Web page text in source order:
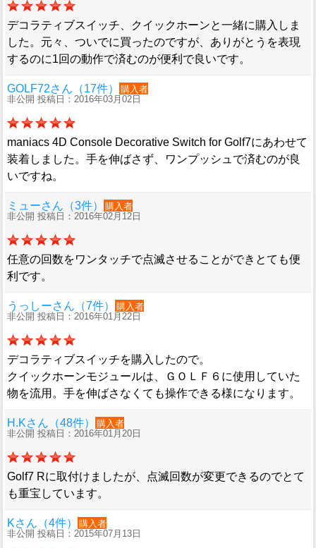
デコラティブスイッチ、クイックホーンと一緒に購入しま
した。元々、ついでに買ったのですが、ありがとうを表現
するのに1回の動作で済むのが便利で良いです。
GOLF72さん（17件）
購入者
非公開 投稿日：2016年03月02日
maniacs 4D Console Decorative Switch for Golf7にあわせて
装着しました。手を伸ばさず、ワンプッシュで済むのが良
いですね。
ミューさん（3件）
購入者
非公開 投稿日：2016年02月12日
任意の回数をワンタッチで点滅させることができとても便
利です。
うっしーさん（7件）
購入者
非公開 投稿日：2016年01月22日
デコラティブスイッチを購入したので。
クイックホーンモジュールは、ＧＯＬＦ６に使用していた
物を流用。手を伸ばさなくても操作できる様になります。
H.Kさん（48件）
購入者
非公開 投稿日：2016年01月20日
Golf7 Rに取付けましたが、点滅回数が変更できるのでとて
も重宝しています。
Kさん（4件）
購入者
非公開 投稿日：2015年07月13日